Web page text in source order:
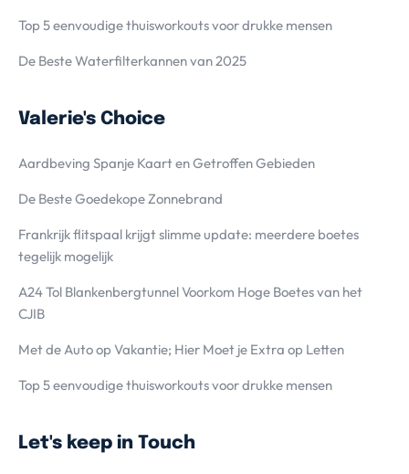
Top 5 eenvoudige thuisworkouts voor drukke mensen
De Beste Waterfilterkannen van 2025
Valerie's Choice
Aardbeving Spanje Kaart en Getroffen Gebieden
De Beste Goedekope Zonnebrand
Frankrijk flitspaal krijgt slimme update: meerdere boetes
tegelijk mogelijk
A24 Tol Blankenbergtunnel Voorkom Hoge Boetes van het
CJIB
Met de Auto op Vakantie; Hier Moet je Extra op Letten
Top 5 eenvoudige thuisworkouts voor drukke mensen
Let's keep in Touch